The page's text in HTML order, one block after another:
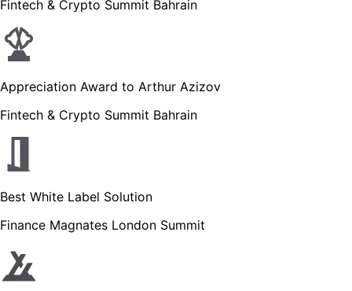
Fintech & Crypto Summit Bahrain
Appreciation Award to Arthur Azizov
Fintech & Crypto Summit Bahrain
Best White Label Solution
Finance Magnates London Summit